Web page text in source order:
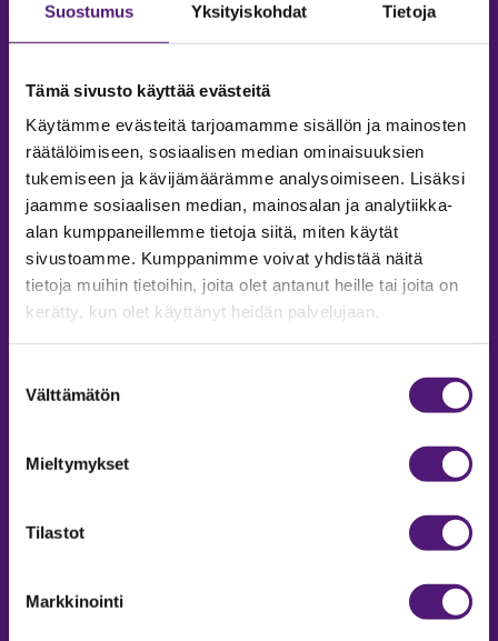
Suostumus Yksityiskohdat Tietoja
Tämä sivusto käyttää evästeitä
Käytämme evästeitä tarjoamamme sisällön ja mainosten
räätälöimiseen, sosiaalisen median ominaisuuksien
tukemiseen ja kävijämäärämme analysoimiseen. Lisäksi
jaamme sosiaalisen median, mainosalan ja analytiikka-
alan kumppaneillemme tietoja siitä, miten käytät
sivustoamme. Kumppanimme voivat yhdistää näitä
tietoja muihin tietoihin, joita olet antanut heille tai joita on
kerätty, kun olet käyttänyt heidän palvelujaan.
valinta
Välttämätön
Mieltymykset
Tilastot
Markkinointi
MAJOITUS
Tiedustelut & Varaukset
Puh:020 755 9975
Email:majoitus@sappee.fi